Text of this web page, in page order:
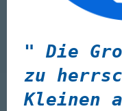
" Die
zu
Kleinen